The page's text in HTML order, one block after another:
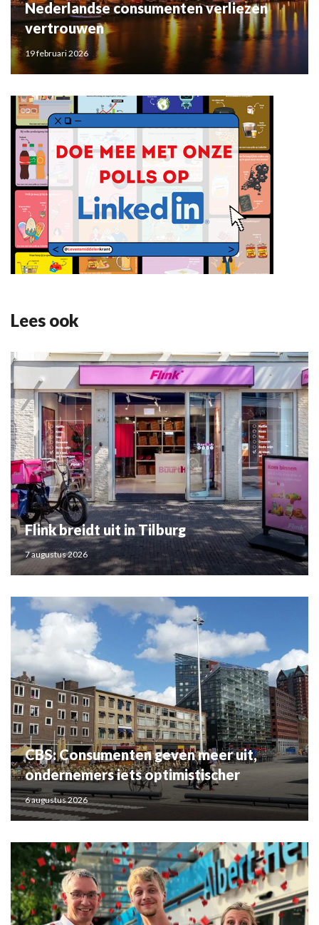
Nederlandse consumenten verliezen
vertrouwen
19 februari 2026
Lees ook
Flink breidt uit in Tilburg
7 augustus 2026
CBS: Consumenten geven meer uit,
ondernemers iets optimistischer
6 augustus 2026